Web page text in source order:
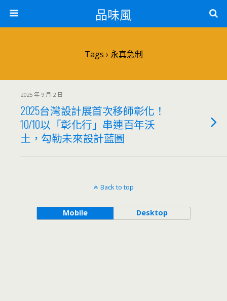
品味風
Tags › 永真急制
2025 年 9 月 2 日
2025台灣設計展首次移師彰化！
10/10以「彰化行」串連百年沃
土，勾勒未來設計藍圖
Back to top
Mobile Desktop